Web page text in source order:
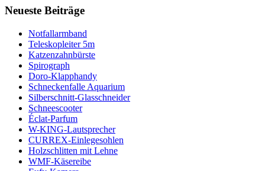
Neueste Beiträge
Notfallarmband
Teleskopleiter 5m
Katzenzahnbürste
Spirograph
Doro-Klapphandy
Schneckenfalle Aquarium
Silberschnitt-Glasschneider
Schneescooter
Éclat-Parfum
W-KING-Lautsprecher
CURREX-Einlegesohlen
Holzschlitten mit Lehne
WMF-Käsereibe